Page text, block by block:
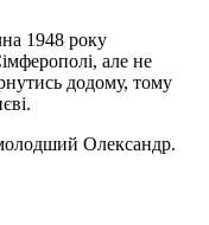
1948 року
але не
додому, тому
Олександр.